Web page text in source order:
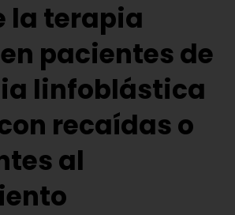
la terapia
pacientes de
linfoblástica
recaídas o
al